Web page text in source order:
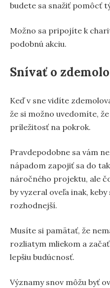
budete sa snažiť pomôcť
Možno sa pripojíte k
podobnú akciu.
Snívať o
Keď v sne vidíte
že si možno uvedomíte,
príležitosť na pokrok.
Pravdepodobne sa vám
nápadom zapojiť sa do
náročného projektu, ale
by vyzeral oveľa inak,
rozhodnejší.
Musíte si pamätať, že
rozliatym mliekom a
lepšiu budúcnosť.
Významy snov môžu byť